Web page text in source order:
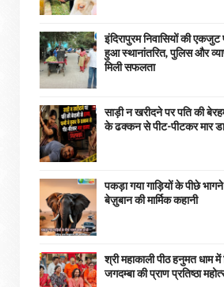
इंदिरापुरम निवासियों की एकजुट
हुआ स्थानांतरित, पुलिस और
मिली सफलता
साड़ी न खरीदने पर पति की
के ढक्कन से पीट-पीटकर मार
पकड़ा गया गाड़ियों के पीछे
बेज़ुबान की मार्मिक कहानी
श्री महाकाली पीठ हनुमत धाम में
जगदम्बा की प्राण प्रतिष्ठा